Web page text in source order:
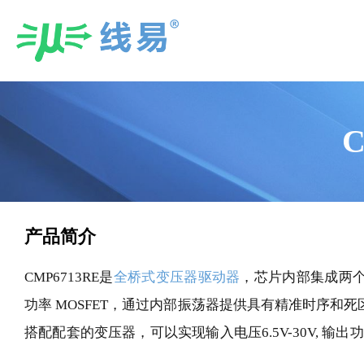
产品简介
CMP6713RE是全桥式变压器驱动器 ，芯片内部集成两
功率 MOSFET，通过内部振荡器提供具有精准时序和
搭配配套的变压器，可以实现输入电压6.5V-30V, 输出